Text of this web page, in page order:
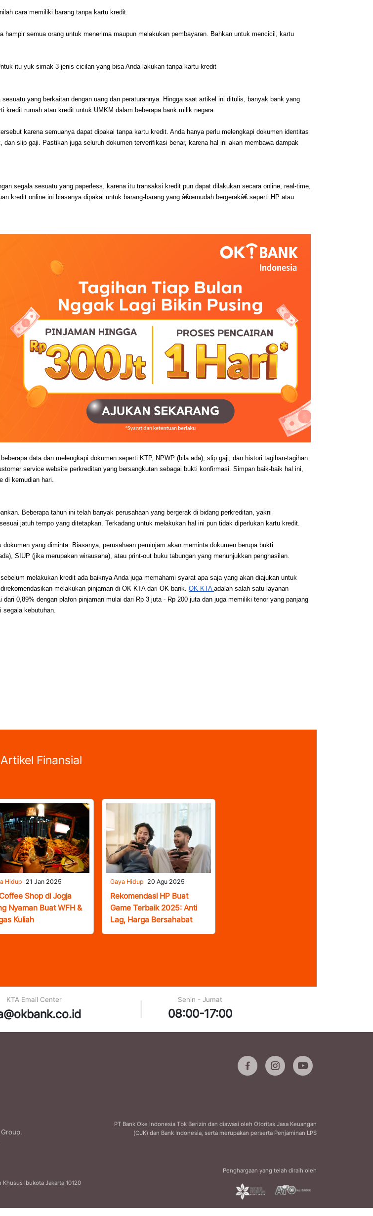
cara memiliki barang tanpa kartu kredit.
semua orang untuk menerima maupun melakukan pembayaran. Bahkan untuk mencicil, kartu
itu yuk simak 3 jenis cicilan yang bisa Anda lakukan tanpa kartu kredit
yang berkaitan dengan uang dan peraturannya. Hingga saat artikel ini ditulis, banyak bank yang
rumah atau kredit untuk UMKM dalam beberapa bank milik negara.
karena semuanya dapat dipakai tanpa kartu kredit. Anda hanya perlu melengkapi dokumen identitas
slip gaji. Pastikan juga seluruh dokumen terverifikasi benar, karena hal ini akan membawa dampak
segala sesuatu yang paperless, karena itu transaksi kredit pun dapat dilakukan secara online, real-time,
kredit online ini biasanya dipakai untuk barang-barang yang â€œmudah bergerakâ€ seperti HP atau
data dan melengkapi dokumen seperti KTP, NPWP (bila ada), slip gaji, dan histori tagihan-tagihan
service website perkreditan yang bersangkutan sebagai bukti konfirmasi. Simpan baik-baik hal ini,
di kemudian hari.
Beberapa tahun ini telah banyak perusahaan yang bergerak di bidang perkreditan, yakni
jatuh tempo yang ditetapkan. Terkadang untuk melakukan hal ini pun tidak diperlukan kartu kredit.
yang diminta. Biasanya, perusahaan peminjam akan meminta dokumen berupa bukti
SIUP (jika merupakan wirausaha), atau print-out buku tabungan yang menunjukkan penghasilan.
melakukan kredit ada baiknya Anda juga memahami syarat apa saja yang akan diajukan untuk
direkomendasikan melakukan pinjaman di OK KTA dari OK bank. OK KTA adalah salah satu layanan
0,89% dengan plafon pinjaman mulai dari Rp 3 juta - Rp 200 juta dan juga memiliki tenor yang panjang
kebutuhan.
Artikel Finansial
Hidup 21 Jan 2025
Shop di Jogja
Nyaman Buat WFH &
Kuliah
Gaya Hidup 20 Agu 2025
Rekomendasi HP Buat
Game Terbaik 2025: Anti
Lag, Harga Bersahabat
KTA Email Center Senin - Jumat
08:00-17:00
PT Bank Oke Indonesia Tbk Berizin dan diawasi oleh Otoritas Jasa Keuangan
(OJK) dan Bank Indonesia, serta merupakan perserta Penjaminan LPS
Khusus Ibukota Jakarta 10120
Penghargaan yang telah diraih oleh